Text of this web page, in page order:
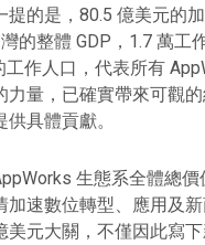
提的是，80.5 億美元的
的整體 GDP，1.7 萬工
工作人口，代表所有
力量，已確實帶來可觀
具體貢獻。
生態系全體總價
加速數位轉型、應用及
美元大關，不僅因此寫